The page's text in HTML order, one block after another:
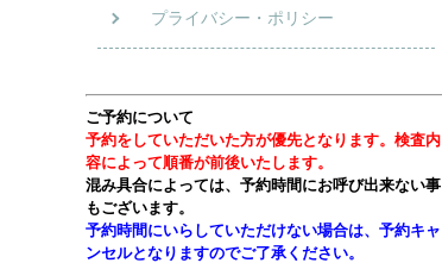
プライバシー・ポリシー
ご予約について
予約をしていただいた方が優先となります。検査内
容によって順番が前後いたします。
混み具合によっては、予約時間にお呼び出来ない事
もございます。
予約時間にいらしていただけない場合は、予約キャ
ンセルとなりますのでご了承ください。